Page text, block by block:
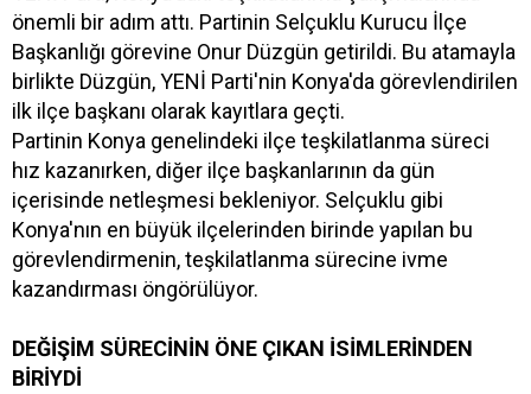
önemli bir adım attı. Partinin Selçuklu Kurucu İlçe
Başkanlığı görevine Onur Düzgün getirildi. Bu atamayla
birlikte Düzgün, YENİ Parti'nin Konya'da görevlendirilen
ilk ilçe başkanı olarak kayıtlara geçti.
Partinin Konya genelindeki ilçe teşkilatlanma süreci
hız kazanırken, diğer ilçe başkanlarının da gün
içerisinde netleşmesi bekleniyor. Selçuklu gibi
Konya'nın en büyük ilçelerinden birinde yapılan bu
görevlendirmenin, teşkilatlanma sürecine ivme
kazandırması öngörülüyor.
DEĞİŞİM SÜRECİNİN ÖNE ÇIKAN İSİMLERİNDEN
BİRİYDİ